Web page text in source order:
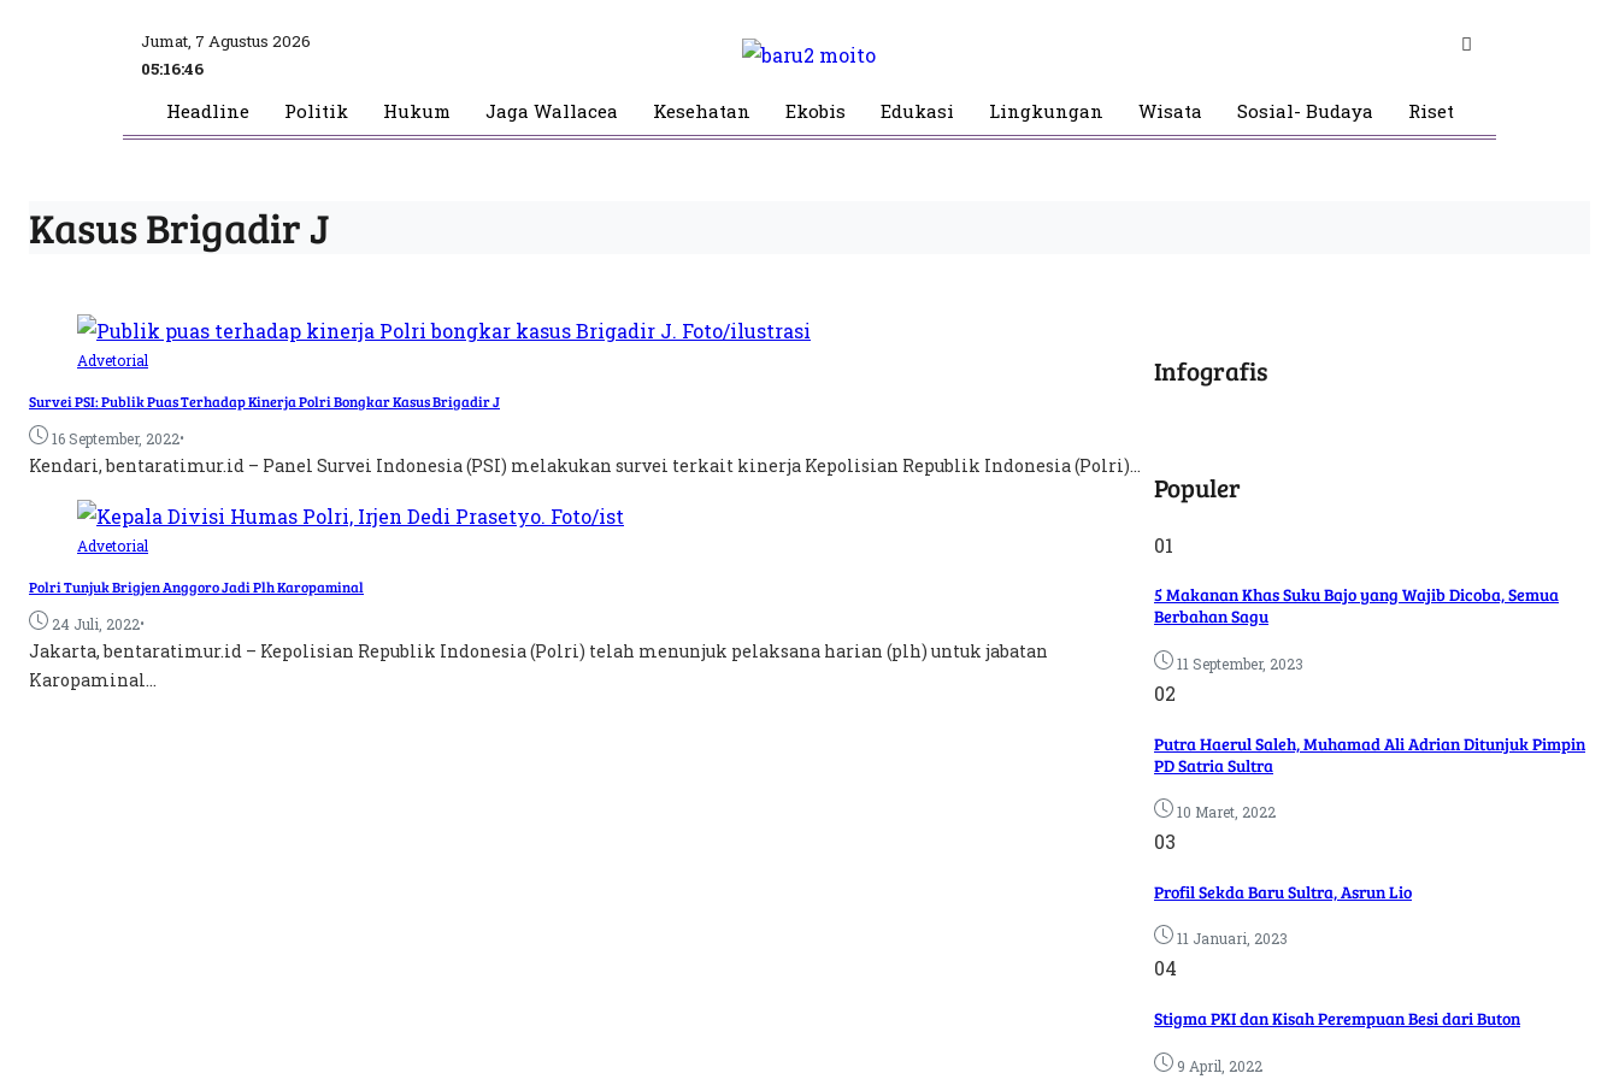
Jumat, 7 Agustus 2026
05:16:47
Headline Politik Hukum Jaga Wallacea Kesehatan Ekobis Edukasi Lingkungan Wisata Sosial- Budaya Riset
Kasus Brigadir J
Advetorial
Survei PSI: Publik Puas Terhadap Kinerja Polri Bongkar Kasus Brigadir J
16 September, 2022•
Kendari, bentaratimur.id – Panel Survei Indonesia (PSI) melakukan survei terkait kinerja Kepolisian Republik Indonesia (Polri)...
Advetorial
Polri Tunjuk Brigjen Anggoro Jadi Plh Karopaminal
24 Juli, 2022•
Jakarta, bentaratimur.id – Kepolisian Republik Indonesia (Polri) telah menunjuk pelaksana harian (plh) untuk jabatan
Karopaminal...
Infografis
Populer
01
5 Makanan Khas Suku Bajo yang Wajib Dicoba, Semua
Berbahan Sagu
11 September, 2023
02
Putra Haerul Saleh, Muhamad Ali Adrian Ditunjuk Pimpin
PD Satria Sultra
10 Maret, 2022
03
Profil Sekda Baru Sultra, Asrun Lio
11 Januari, 2023
04
Stigma PKI dan Kisah Perempuan Besi dari Buton
9 April, 2022